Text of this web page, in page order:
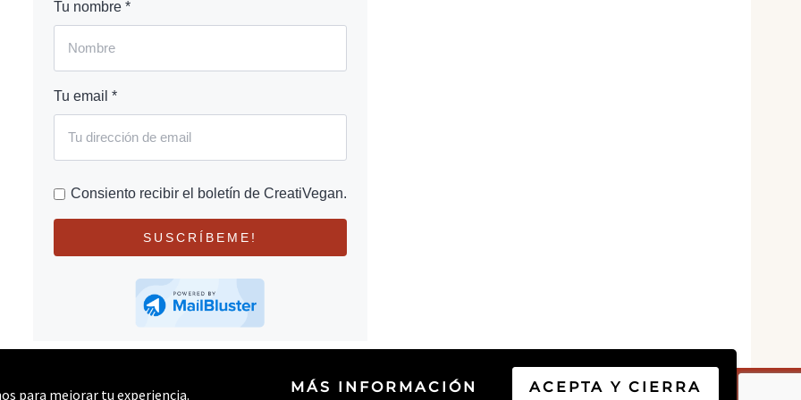
para mejorar tu experiencia. MÁS INFORMACIÓN ACEPTA Y CIERRA
Tu nombre *
Tu email *
Consiento recibir el boletín de CreatiVegan.
SUSCRÍBEME!